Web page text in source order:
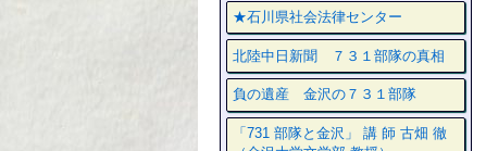
★石川県社会法律センター
北陸中日新聞 ７３１部隊の真相
負の遺産 金沢の７３１部隊
「731 部隊と金沢」 講 師 古畑 徹